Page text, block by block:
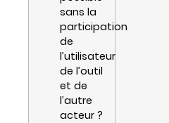
sans la
participation
de
l’utilisateur
de l’outil
et de
l’autre
acteur ?